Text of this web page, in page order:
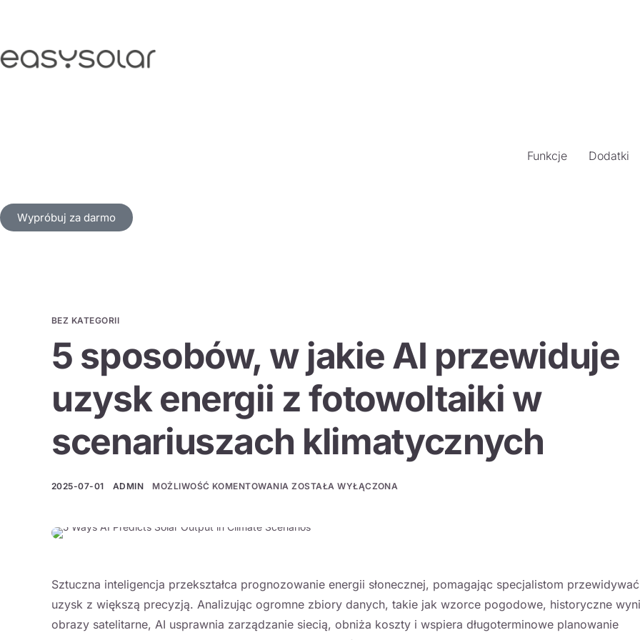
Funkcje Dodatki
Wypróbuj za darmo
BEZ KATEGORII
5 sposobów, w jakie AI przewiduje
uzysk energii z fotowoltaiki w
scenariuszach klimatycznych
2025-07-01 ADMIN MOŻLIWOŚĆ KOMENTOWANIAZOSTAŁA WYŁĄCZONA
Sztuczna inteligencja przekształca prognozowanie energii słonecznej, pomagając specjalistom przewidywać
uzysk z większą precyzją. Analizując ogromne zbiory danych, takie jak wzorce pogodowe, historyczne
obrazy satelitarne, AI usprawnia zarządzanie siecią, obniża koszty i wspiera długoterminowe planowanie